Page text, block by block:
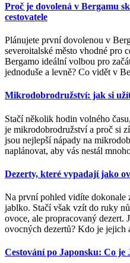
Proč je dovolená v Bergamu
cestovatele
Plánujete první dovolenou v
severoitalské město vhodné pro
Bergamo ideální volbou pro
jednoduše a levně? Co vidět v
Mikrodobrodružství: jak si
Stačí několik hodin volného
je mikrodobrodružství a proč si
jsou nejlepší nápady na
naplánovat, aby vás nestál
Dezerty, které vypadají jako
Na první pohled vidíte dokonale
jablko. Stačí však vzít do ruky
ovoce, ale propracovaný dezert.
ovocných dezertů? Kdo je jejich
Cestování po Japonsku: Co je